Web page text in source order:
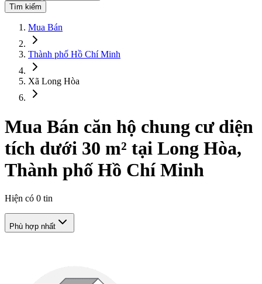
Tìm kiếm
Mua Bán
Thành phố Hồ Chí Minh
Xã Long Hòa
Mua Bán căn hộ chung cư diện
tích dưới 30 m² tại Long Hòa,
Thành phố Hồ Chí Minh
Hiện có 0 tin
Phù hợp nhất